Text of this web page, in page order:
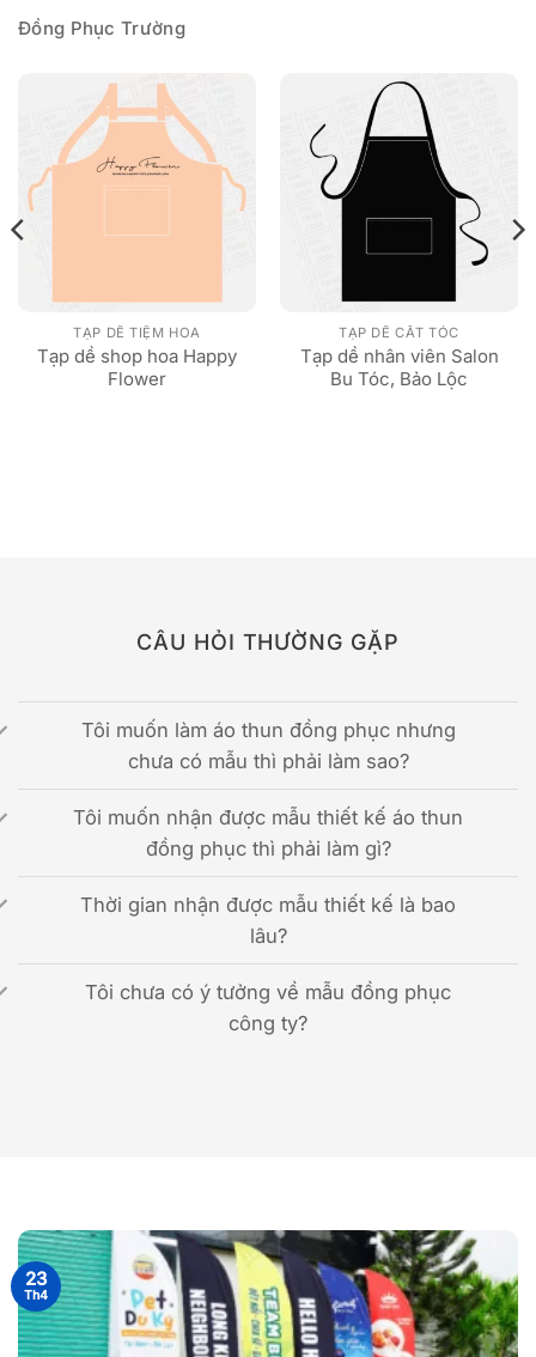
Đồng Phục Trường
TẠP DỀ TIỆM HOA
Tạp dề shop hoa Happy
Flower
TẠP DỀ CẮT TÓC
Tạp dề nhân viên Salon
Bu Tóc, Bảo Lộc
CÂU HỎI THƯỜNG GẶP
Tôi muốn làm áo thun đồng phục nhưng
chưa có mẫu thì phải làm sao?
Tôi muốn nhận được mẫu thiết kế áo thun
đồng phục thì phải làm gì?
Thời gian nhận được mẫu thiết kế là bao
lâu?
Tôi chưa có ý tưởng về mẫu đồng phục
công ty?
23
Th4